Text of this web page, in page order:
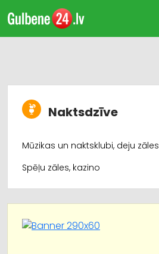
Naktsdzīve
Mūzikas un naktsklubi, deju zāles
Spēļu zāles, kazino